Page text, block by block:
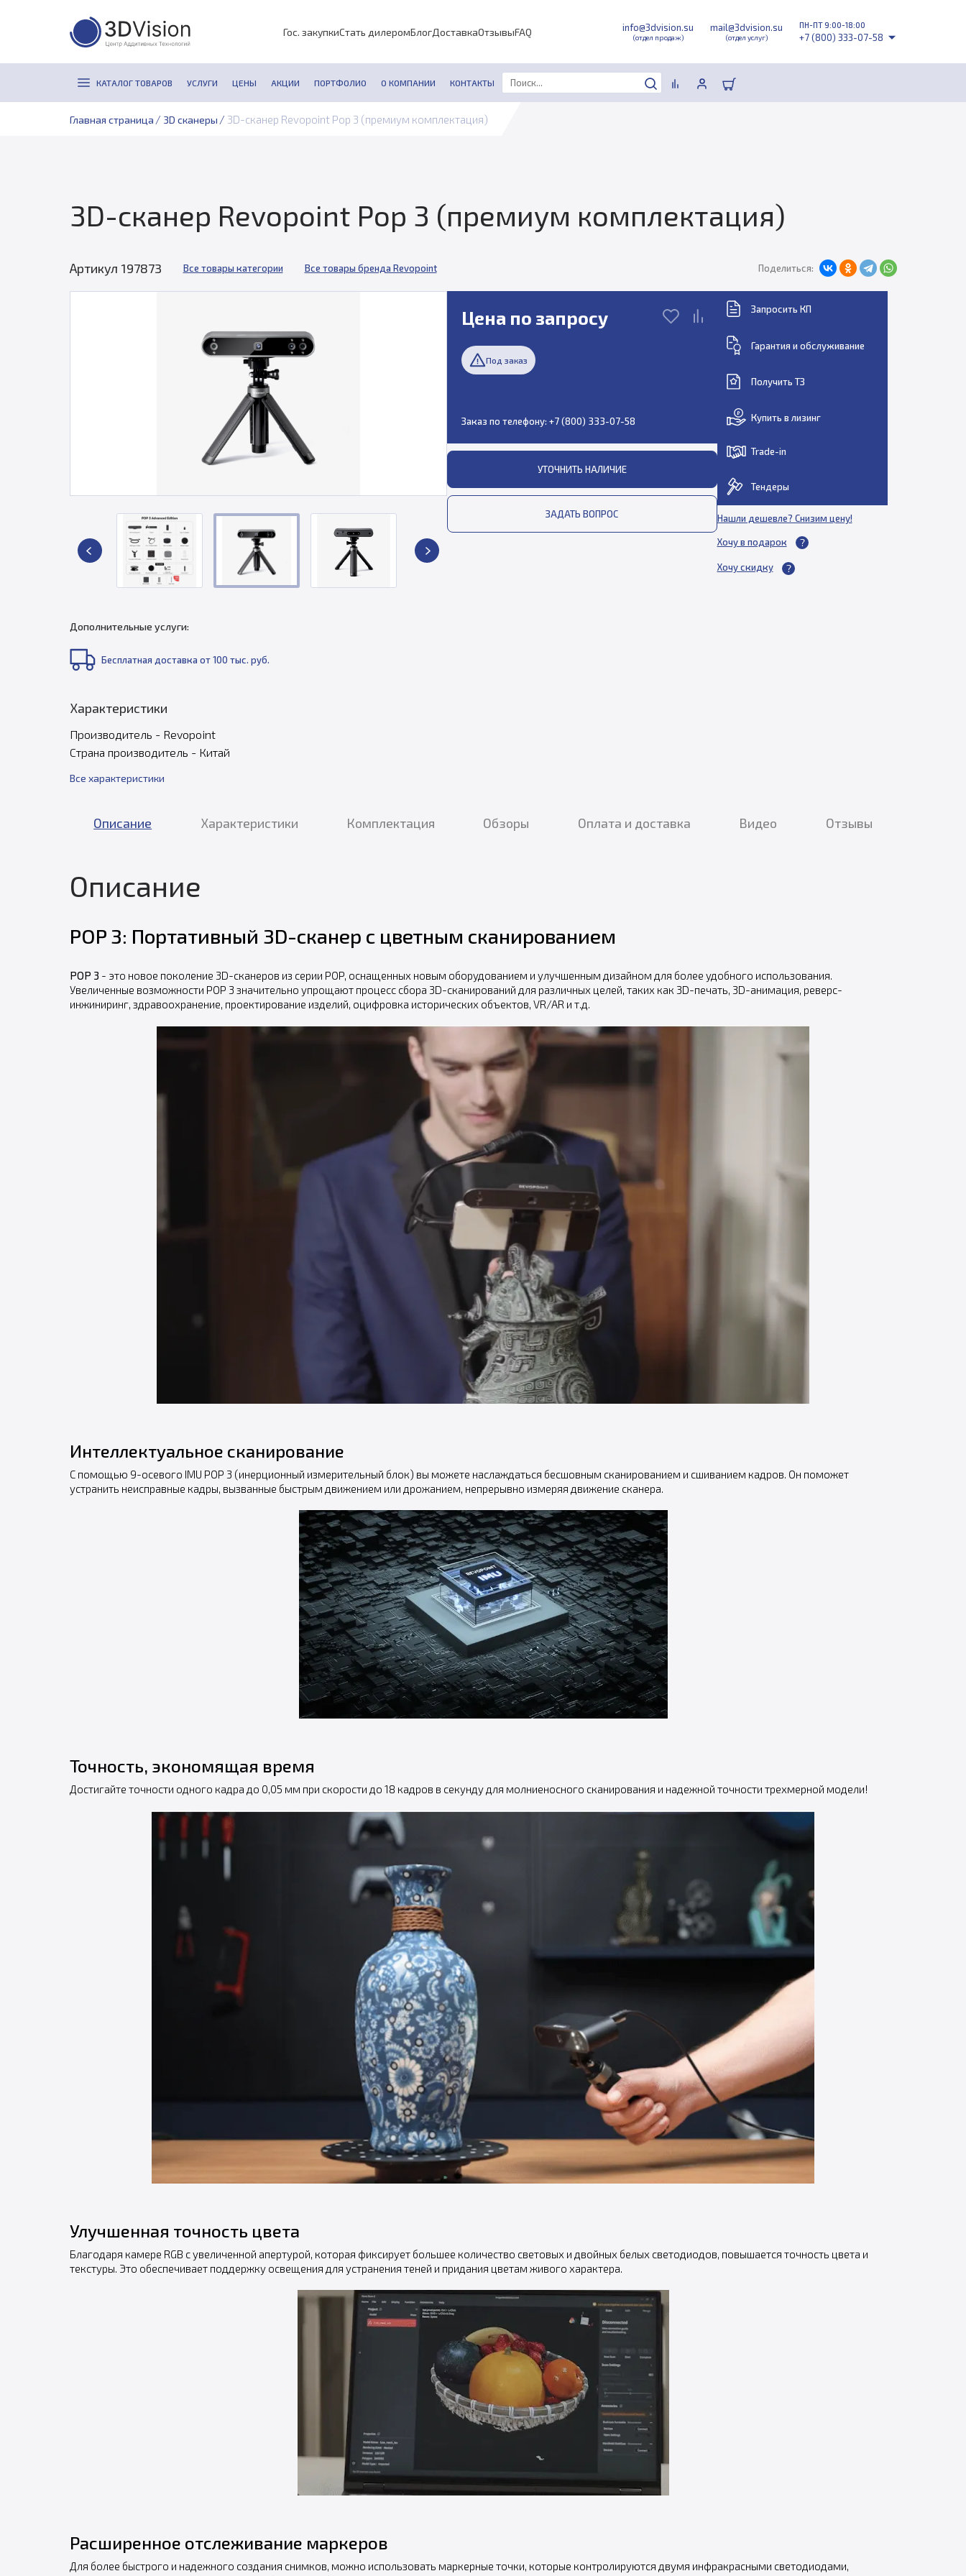
Гос. закупкиСтать дилеромБлогДоставкаОтзывыFAQ info@3dvision.su
(отдел продаж)
mail@3dvision.su
(отдел услуг)
ПН-ПТ 9:00-18:00
+7 (800) 333-07-58
КАТАЛОГ ТОВАРОВ УСЛУГИ ЦЕНЫ АКЦИИ ПОРТФОЛИО О КОМПАНИИ КОНТАКТЫ
Главная страница / 3D сканеры / 3D-сканер Revopoint Pop 3 (премиум комплектация)
3D-сканер Revopoint Pop 3 (премиум комплектация)
Артикул 197873 Все товары категории Все товары бренда Revopoint Поделиться:
Цена по запросу
Под заказ
Заказ по телефону: +7 (800) 333-07-58
УТОЧНИТЬ НАЛИЧИЕ
ЗАДАТЬ ВОПРОС
Запросить КП
Гарантия и обслуживание
Получить ТЗ
Купить в лизинг
Trade-in
Тендеры
Нашли дешевле? Снизим цену!
Хочу в подарок
Хочу скидку
Дополнительные услуги:
Бесплатная доставка от 100 тыс. руб.
Характеристики
Производитель - Revopoint
Страна производитель - Китай
Все характеристики
Описание Характеристики Комплектация Обзоры Оплата и доставка Видео Отзывы
Описание
POP 3: Портативный 3D-сканер с цветным сканированием
POP 3 - это новое поколение 3D-сканеров из серии POP, оснащенных новым оборудованием и улучшенным дизайном для более удобного использования.
Увеличенные возможности POP 3 значительно упрощают процесс сбора 3D-сканирований для различных целей, таких как 3D-печать, 3D-анимация, реверс-
инжиниринг, здравоохранение, проектирование изделий, оцифровка исторических объектов, VR/AR и т.д.
Интеллектуальное сканирование
С помощью 9-осевого IMU POP 3 (инерционный измерительный блок) вы можете наслаждаться бесшовным сканированием и сшиванием кадров. Он поможет
устранить неисправные кадры, вызванные быстрым движением или дрожанием, непрерывно измеряя движение сканера.
Точность, экономящая время
Достигайте точности одного кадра до 0,05 мм при скорости до 18 кадров в секунду для молниеносного сканирования и надежной точности трехмерной модели!
Улучшенная точность цвета
Благодаря камере RGB с увеличенной апертурой, которая фиксирует большее количество световых и двойных белых светодиодов, повышается точность цвета и
текстуры. Это обеспечивает поддержку освещения для устранения теней и придания цветам живого характера.
Расширенное отслеживание маркеров
Для более быстрого и надежного создания снимков, можно использовать маркерные точки, которые контролируются двумя инфракрасными светодиодами,